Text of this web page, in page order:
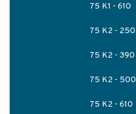
75 K1 - 610
75 K2 - 250
75 K2 - 390
75 K2 - 500
75 K2 - 610